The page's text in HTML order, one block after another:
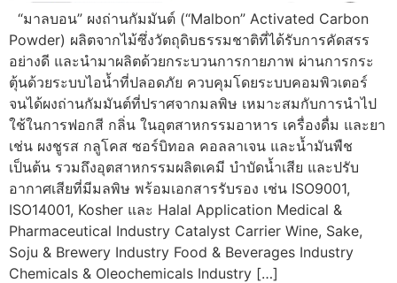
“มาลบอน” ผงถ่านกัมมันต์ (“Malbon” Activated Carbon
Powder) ผลิตจากไม้ซึ่งวัตถุดิบธรรมชาติที่ได้รับการคัดสรร
อย่างดี และนำมาผลิตด้วยกระบวนการกายภาพ ผ่านการกระ
ตุ้นด้วยระบบไอน้ำที่ปลอดภัย ควบคุมโดยระบบคอมพิวเตอร์
จนได้ผงถ่านกัมมันต์ที่ปราศจากมลพิษ เหมาะสมกับการนำไป
ใช้ในการฟอกสี กลิ่น ในอุตสาหกรรมอาหาร เครื่องดื่ม และยา
เช่น ผงชูรส กลูโคส ซอร์บิทอล คอลลาเจน และน้ำมันพืช
เป็นต้น รวมถึงอุตสาหกรรมผลิตเคมี บำบัดน้ำเสีย และปรับ
อากาศเสียที่มีมลพิษ พร้อมเอกสารรับรอง เช่น ISO9001,
ISO14001, Kosher และ Halal Application Medical &
Pharmaceutical Industry Catalyst Carrier Wine, Sake,
Soju & Brewery Industry Food & Beverages Industry
Chemicals & Oleochemicals Industry […]